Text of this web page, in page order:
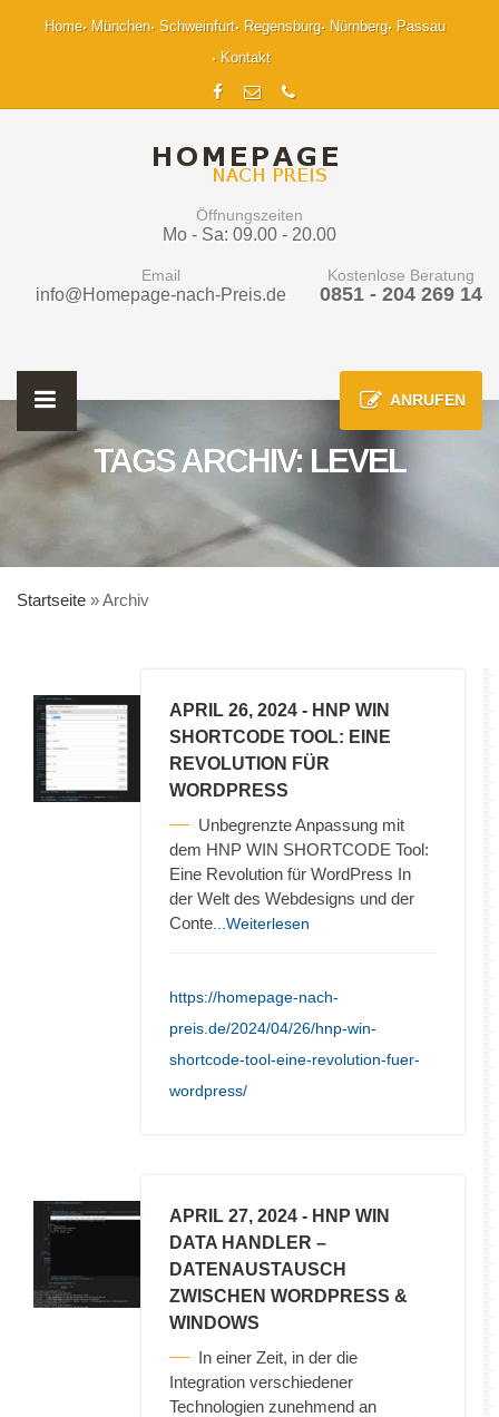
Home München Schweinfurt Regensburg Nürnberg
Passau
Kontakt
Öffnungszeiten
Mo - Sa: 09.00 - 20.00
Email
info@Homepage-nach-Preis.de
Kostenlose Beratung
0851 - 204 269 14
ANRUFEN
TAGS ARCHIV: LEVEL
Startseite »Archiv
APRIL 26, 2024 - HNP WIN
SHORTCODE TOOL: EINE
REVOLUTION FÜR
WORDPRESS
Unbegrenzte Anpassung mit
dem HNP WIN SHORTCODE Tool:
Eine Revolution für WordPress In
der Welt des Webdesigns und der
Conte ...Weiterlesen
https://homepage-nach-
preis.de/2024/04/26/hnp-win-
shortcode-tool-eine-revolution-fuer-
wordpress/
APRIL 27, 2024 - HNP WIN
DATA HANDLER –
DATENAUSTAUSCH
ZWISCHEN WORDPRESS &
WINDOWS
In einer Zeit, in der die
Integration verschiedener
Technologien zunehmend an